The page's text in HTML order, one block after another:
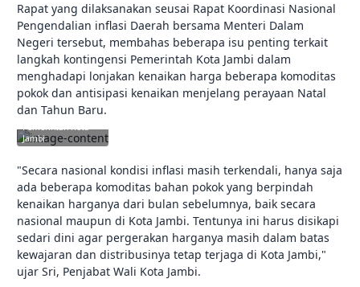
Rapat yang dilaksanakan seusai Rapat Koordinasi Nasional
Pengendalian inflasi Daerah bersama Menteri Dalam
Negeri tersebut, membahas beberapa isu penting terkait
langkah kontingensi Pemerintah Kota Jambi dalam
menghadapi lonjakan kenaikan harga beberapa komoditas
pokok dan antisipasi kenaikan menjelang perayaan Natal
dan Tahun Baru.
jambikota.go.id |
Jambi
"Secara nasional kondisi inflasi masih terkendali, hanya saja
ada beberapa komoditas bahan pokok yang berpindah
kenaikan harganya dari bulan sebelumnya, baik secara
nasional maupun di Kota Jambi. Tentunya ini harus disikapi
sedari dini agar pergerakan harganya masih dalam batas
kewajaran dan distribusinya tetap terjaga di Kota Jambi,"
ujar Sri, Penjabat Wali Kota Jambi.